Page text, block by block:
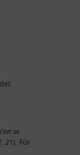
se
21). Für